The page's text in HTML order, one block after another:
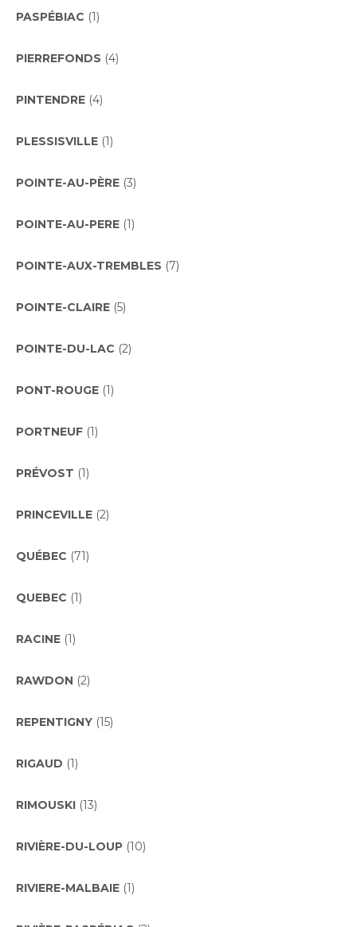
PASPÉBIAC (1)
PIERREFONDS (4)
PINTENDRE (4)
PLESSISVILLE (1)
POINTE-AU-PÈRE (3)
POINTE-AU-PERE (1)
POINTE-AUX-TREMBLES (7)
POINTE-CLAIRE (5)
POINTE-DU-LAC (2)
PONT-ROUGE (1)
PORTNEUF (1)
PRÉVOST (1)
PRINCEVILLE (2)
QUÉBEC (71)
QUEBEC (1)
RACINE (1)
RAWDON (2)
REPENTIGNY (15)
RIGAUD (1)
RIMOUSKI (13)
RIVIÈRE-DU-LOUP (10)
RIVIERE-MALBAIE (1)